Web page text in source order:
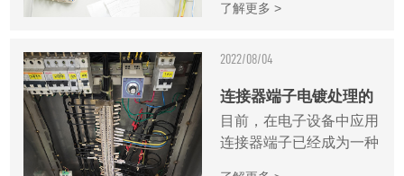
线路板、控制器等进行连
转。影响接线端子导电性
料的选择、...
了解更多 >
2022/08/04
连接器端子电镀处理的
重要性
目前，在电子设备中应用
连接器端子已经成为一种